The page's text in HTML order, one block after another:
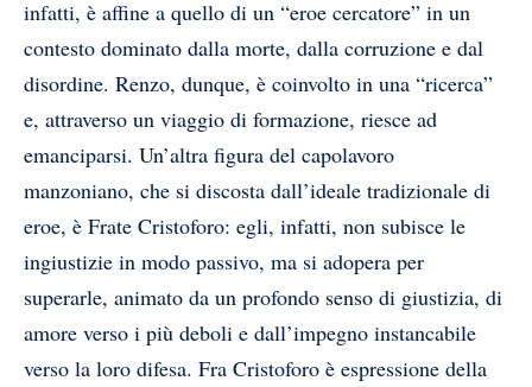
infatti, è affine a quello di un “eroe cercatore” in un
contesto dominato dalla morte, dalla corruzione e dal
disordine. Renzo, dunque, è coinvolto in una “ricerca”
e, attraverso un viaggio di formazione, riesce ad
emanciparsi. Un’altra figura del capolavoro
manzoniano, che si discosta dall’ideale tradizionale di
eroe, è Frate Cristoforo: egli, infatti, non subisce le
ingiustizie in modo passivo, ma si adopera per
superarle, animato da un profondo senso di giustizia, di
amore verso i più deboli e dall’impegno instancabile
verso la loro difesa. Fra Cristoforo è espressione della